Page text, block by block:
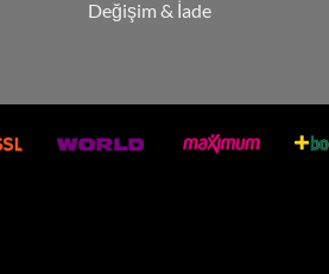
Değişim & İade